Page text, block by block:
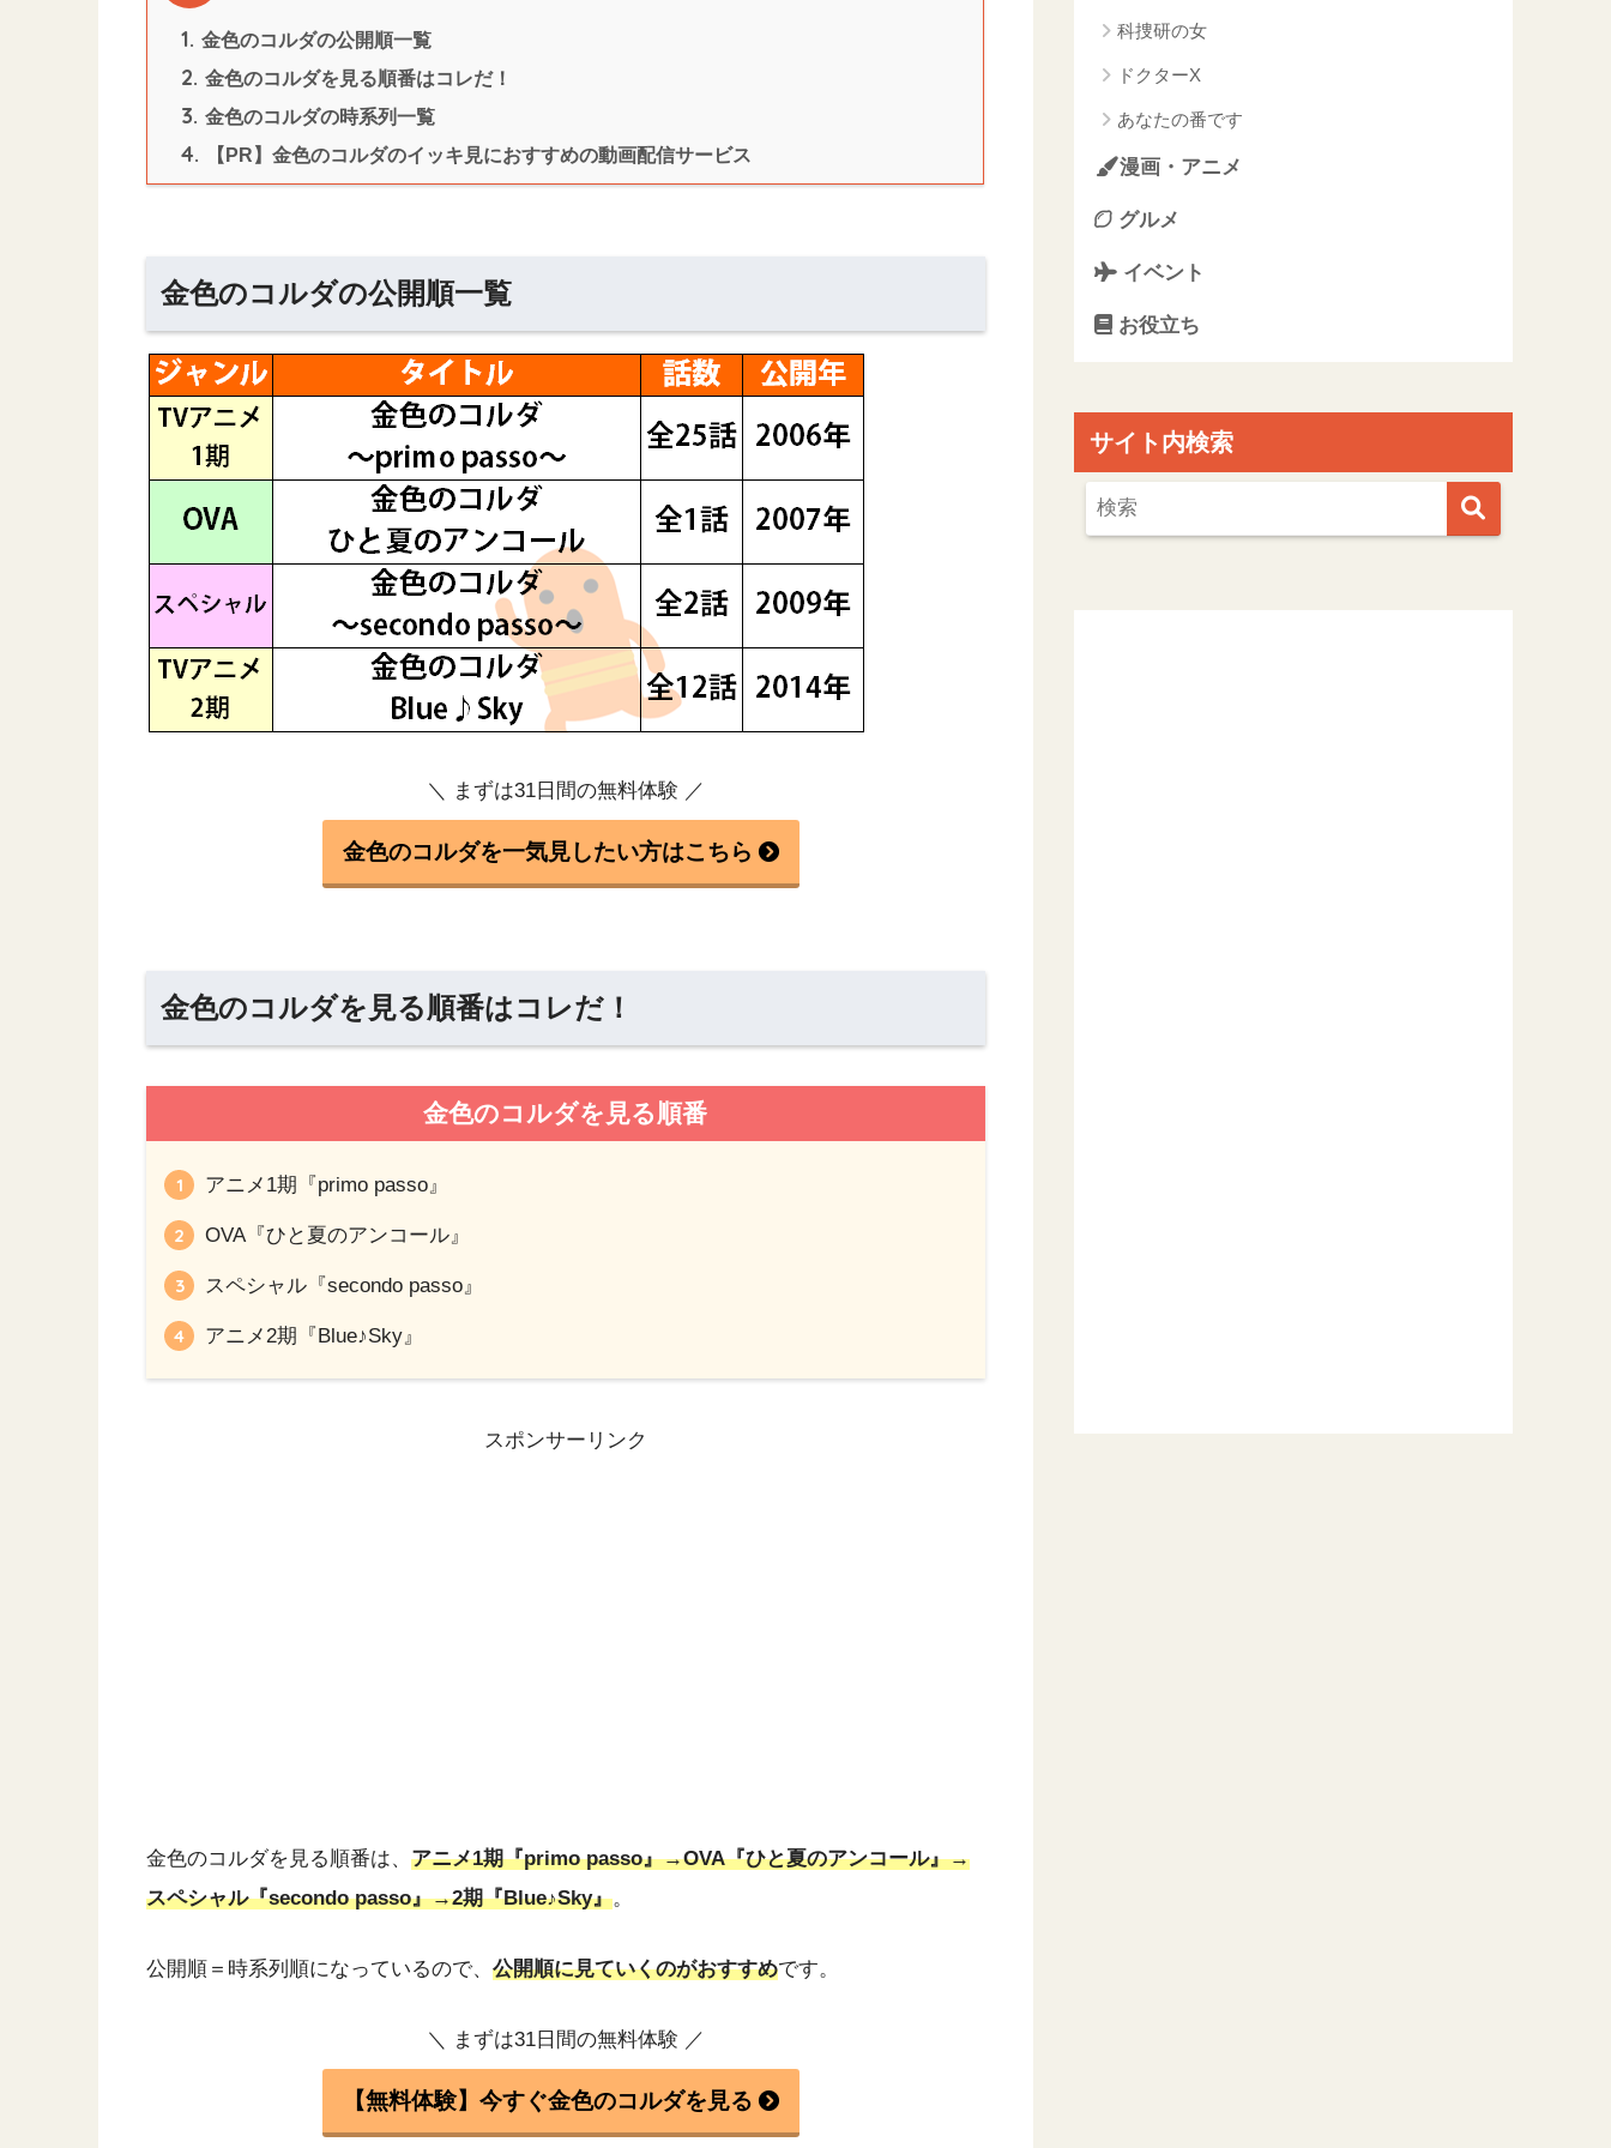
1. 金色のコルダの公開順一覧
2. 金色のコルダを見る順番はコレだ！
3. 金色のコルダの時系列一覧
4. 【PR】金色のコルダのイッキ見におすすめの動画配信サービス
金色のコルダの公開順一覧
＼ まずは31日間の無料体験 ／
金色のコルダを一気見したい方はこちら
金色のコルダを見る順番はコレだ！
金色のコルダを見る順番
アニメ1期『primo passo』
OVA『ひと夏のアンコール』
スペシャル『secondo passo』
アニメ2期『Blue♪Sky』
スポンサーリンク
金色のコルダを見る順番は、 アニメ1期『primo passo』→OVA『ひと夏のアンコール』→
スペシャル『secondo passo』→2期『Blue♪Sky』。
公開順＝時系列順になっているので、 公開順に見ていくのがおすすめです。
＼ まずは31日間の無料体験 ／
【無料体験】今すぐ金色のコルダを見る
科捜研の女
ドクターX
あなたの番です
漫画・アニメ
グルメ
イベント
お役立ち
サイト内検索